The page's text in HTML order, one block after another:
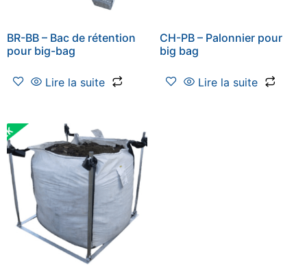
BR-BB – Bac de rétention
pour big-bag
Lire la suite
CH-PB – Palonnier pour
big bag
Lire la suite